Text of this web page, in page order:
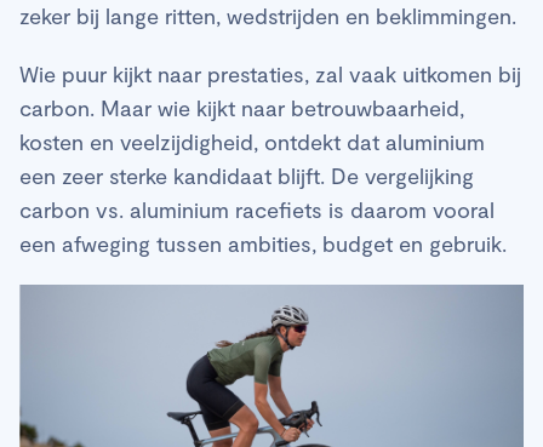
zeker bij lange ritten, wedstrijden en beklimmingen.
Wie puur kijkt naar prestaties, zal vaak uitkomen bij
carbon. Maar wie kijkt naar betrouwbaarheid,
kosten en veelzijdigheid, ontdekt dat aluminium
een zeer sterke kandidaat blijft. De vergelijking
carbon vs. aluminium racefiets is daarom vooral
een afweging tussen ambities, budget en gebruik.